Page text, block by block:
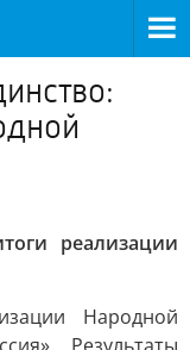
реализации
Народной